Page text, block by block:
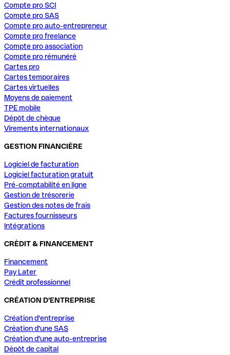
Compte pro SCI
Compte pro SAS
Compte pro auto-entrepreneur
Compte pro freelance
Compte pro association
Compte pro rémunéré
Cartes pro
Cartes temporaires
Cartes virtuelles
Moyens de paiement
TPE mobile
Dépôt de chèque
Virements internationaux
GESTION FINANCIÈRE
Logiciel de facturation
Logiciel facturation gratuit
Pré-comptabilité en ligne
Gestion de trésorerie
Gestion des notes de frais
Factures fournisseurs
Intégrations
CRÈDIT & FINANCEMENT
Financement
Pay Later
Crédit professionnel
CRÉATION D'ENTREPRISE
Création d'entreprise
Création d'une SAS
Création d'une auto-entreprise
Dépôt de capital